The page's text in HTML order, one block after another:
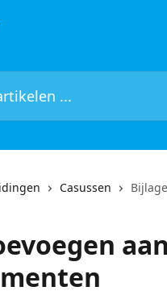
Casussen
aan